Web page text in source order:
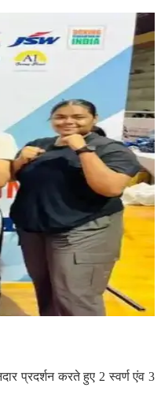
प्रदर्शन करते हुए 2 स्वर्ण एंव 3